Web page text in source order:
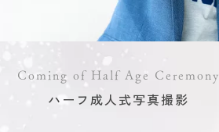
Coming of Half Age Ceremony
ハーフ成人式写真撮影